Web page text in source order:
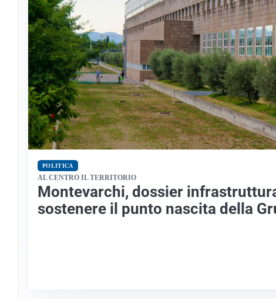
POLITICA
AL CENTRO IL TERRITORIO
Montevarchi, dossier
sostenere il punto nascita della